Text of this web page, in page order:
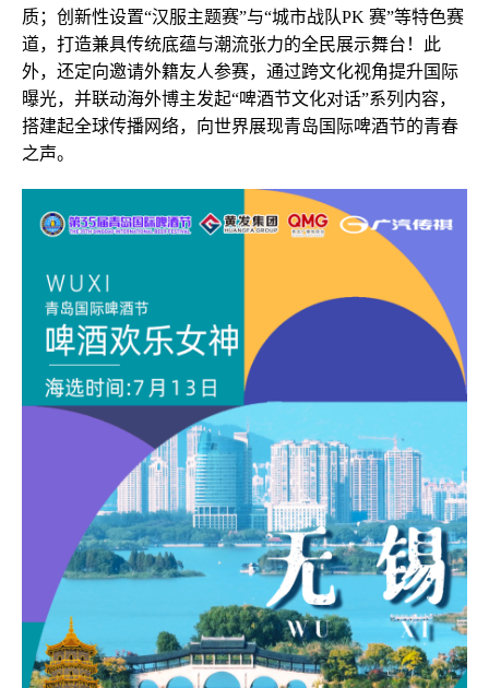
质；创新性设置“汉服主题赛”与“城市战队PK 赛”等特色赛
道，打造兼具传统底蕴与潮流张力的全民展示舞台！此
外，还定向邀请外籍友人参赛，通过跨文化视角提升国际
曝光，并联动海外博主发起“啤酒节文化对话”系列内容，
搭建起全球传播网络，向世界展现青岛国际啤酒节的青春
之声。